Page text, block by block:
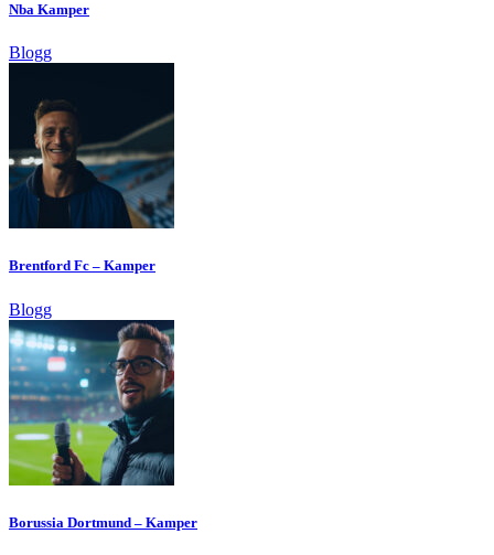
Nba Kamper
Blogg
Brentford Fc – Kamper
Blogg
Borussia Dortmund – Kamper